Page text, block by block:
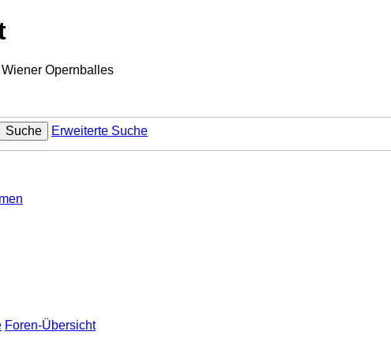
Opernballes
Suche Erweiterte Suche
Foren-Übersicht